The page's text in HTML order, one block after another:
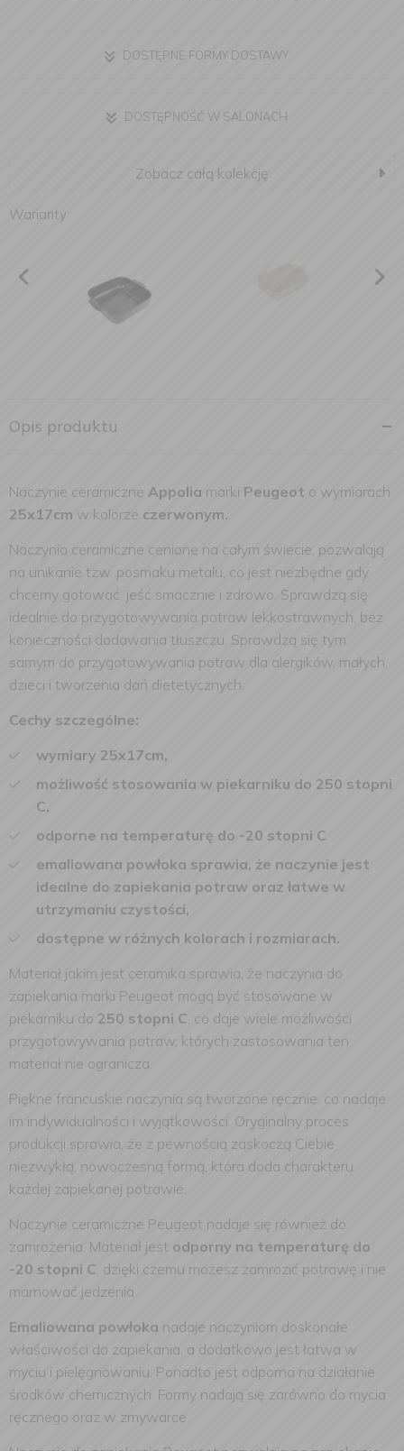
DOSTĘPNE FORMY DOSTAWY
DOSTĘPNOŚĆ W SALONACH
Zobacz całą kolekcję
Warianty:
Opis produktu
Naczynie ceramiczne Appolia marki Peugeot o wymiarach
25x17cm w kolorze czerwonym.
Naczynia ceramiczne cenione na całym świecie, pozwalają
na unikanie tzw. posmaku metalu, co jest niezbędne gdy
chcemy gotować, jeść smacznie i zdrowo. Sprawdzą się
idealnie do przygotowywania potraw lekkostrawnych, bez
konieczności dodawania tłuszczu. Sprawdzą się tym
samym do przygotowywania potraw dla alergików, małych
dzieci i tworzenia dań dietetycznych.
Cechy szczególne:
wymiary 25x17cm,
możliwość stosowania w piekarniku do 250 stopni
C,
odporne na temperaturę do -20 stopni C
emaliowana powłoka sprawia, że naczynie jest
idealne do zapiekania potraw oraz łatwe w
utrzymaniu czystości,
dostępne w różnych kolorach i rozmiarach.
Materiał jakim jest ceramika sprawia, że naczynia do
zapiekania marki Peugeot mogą być stosowane w
piekarniku do 250 stopni C, co daje wiele możliwości
przygotowywania potraw, których zastosowania ten
materiał nie ogranicza.
Piękne francuskie naczynia są tworzone ręcznie, co nadaje
im indywidualności i wyjątkowości. Oryginalny proces
produkcji sprawia, że z pewnością zaskoczą Ciebie
niezwykłą, nowoczesną formą, która doda charakteru
każdej zapiekanej potrawie.
Naczynie ceramiczne Peugeot nadaje się również do
zamrożenia. Materiał jest odporny na temperaturę do
-20 stopni C, dzięki czemu możesz zamrozić potrawę i nie
marnować jedzenia.
Emaliowana powłoka nadaje naczyniom doskonałe
właściwości do zapiekania, a dodatkowo jest łatwa w
myciu i pielęgnowaniu. Ponadto jest odporna na działanie
środków chemicznych. Formy nadają się zarówno do mycia
ręcznego oraz w zmywarce.